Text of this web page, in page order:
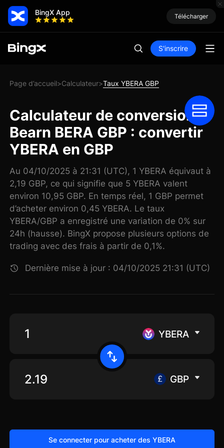
BingX App Télécharger
S'inscrire
Page d’accueil>Calculateur>Taux YBERA GBP
Calculateur de conversion
Bearn BERA GBP : convertir
YBERA en GBP
Au 04/10/2025 à 21:31 (UTC), 1 YBERA équivaut à
2,19 GBP, ce qui signifie que 5 YBERA valent
environ 10,95 GBP. En temps réel, 1 GBP permet
d’acheter environ 0,45 YBERA. Le taux
YBERA/GBP a enregistré une variation de 0% sur
24h (hausse). BingX propose plusieurs options de
trading avec des frais à partir de 0,1%.
Dernière mise à jour : 04/10/2025 21:31 (UTC)
YBERA
GBP
Se connecter pour acheter des YBERA